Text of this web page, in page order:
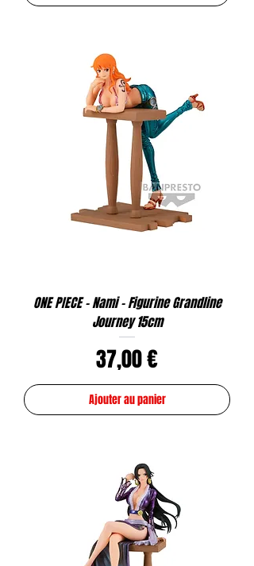
ONE PIECE - Nami - Figurine Grandline
Journey 15cm
Prix
37,00 €
Ajouter au panier